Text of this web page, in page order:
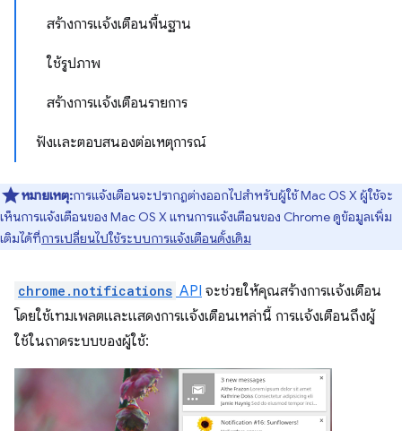
สร้างการแจ้งเตือนพื้นฐาน
ใช้รูปภาพ
สร้างการแจ้งเตือนรายการ
ฟังและตอบสนองต่อเหตุการณ์
หมายเหตุ:การแจ้งเตือนจะปรากฏต่างออกไปสำหรับผู้ใช้ Mac OS X ผู้ใช้จะ
เห็นการแจ้งเตือนของ Mac OS X แทนการแจ้งเตือนของ Chrome ดูข้อมูลเพิ่ม
เติมได้ที่การเปลี่ยนไปใช้ระบบการแจ้งเตือนดั้งเดิม
chrome.notifications API จะช่วยให้คุณสร้างการแจ้งเตือน
โดยใช้เทมเพลตและแสดงการแจ้งเตือนเหล่านี้ การแจ้งเตือนถึงผู้
ใช้ในถาดระบบของผู้ใช้: